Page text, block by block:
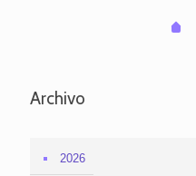
0
Archivo
2026